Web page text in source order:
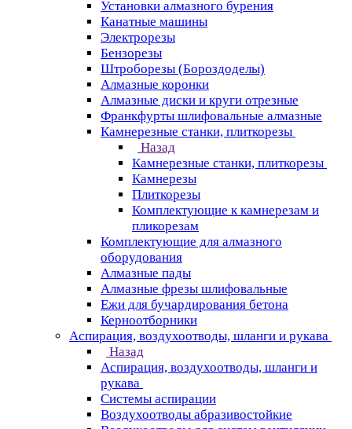
Установки алмазного бурения
Канатные машины
Электрорезы
Бензорезы
Штроборезы (Бороздоделы)
Алмазные коронки
Алмазные диски и круги отрезные
Франкфурты шлифовальные алмазные
Камнерезные станки, плиткорезы
Назад
Камнерезные станки, плиткорезы
Камнерезы
Плиткорезы
Комплектующие к камнерезам и
пликорезам
Комплектующие для алмазного
оборудования
Алмазные пады
Алмазные фрезы шлифовальные
Ежи для бучардирования бетона
Керноотборники
Аспирация, воздухоотводы, шланги и рукава
Назад
Аспирация, воздухоотводы, шланги и
рукава
Системы аспирации
Воздухоотводы абразивостойкие